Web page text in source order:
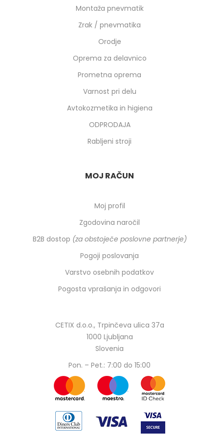
Montaža pnevmatik
Zrak / pnevmatika
Orodje
Oprema za delavnico
Prometna oprema
Varnost pri delu
Avtokozmetika in higiena
ODPRODAJA
Rabljeni stroji
MOJ RAČUN
Moj profil
Zgodovina naročil
B2B dostop (za obstoječe poslovne partnerje)
Pogoji poslovanja
Varstvo osebnih podatkov
Pogosta vprašanja in odgovori
CETIX d.o.o., Trpinčeva ulica 37a
1000 Ljubljana
Slovenia
Pon. – Pet.: 7:00 do 15:00